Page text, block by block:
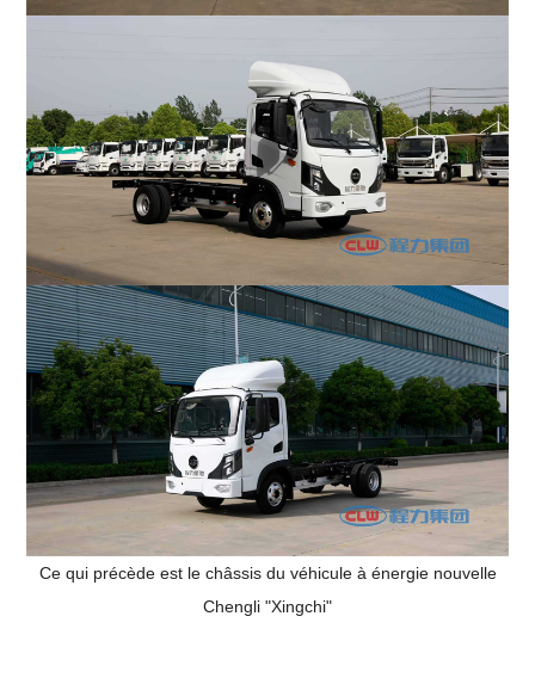
Ce qui précède est le châssis du véhicule à énergie nouvelle
Chengli "Xingchi"